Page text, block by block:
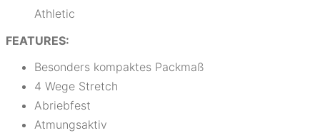
Athletic
FEATURES:
Besonders kompaktes Packmaß
4 Wege Stretch
Abriebfest
Atmungsaktiv